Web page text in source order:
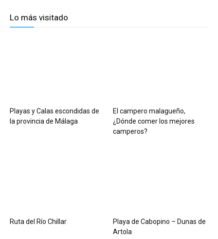
Lo más visitado
Playas y Calas escondidas de
la provincia de Málaga
El campero malagueño,
¿Dónde comer los mejores
camperos?
Ruta del Río Chillar
Playa de Cabopino – Dunas de
Artola